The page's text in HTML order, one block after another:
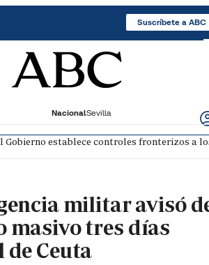
Suscríbete a ABC
NacionalSevilla
Gobierno establece controles fronterizos a
militar avisó
masivo tres días
de Ceuta